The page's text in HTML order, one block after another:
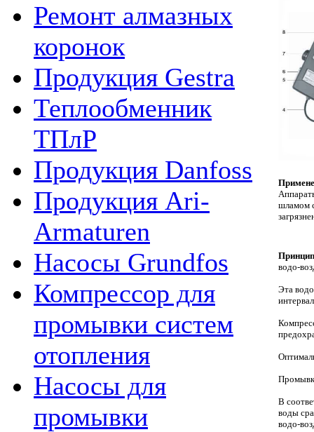
Ремонт алмазных
коронок
Продукция Gestra
Теплообменник
ТПлР
Продукция Danfoss
Продукция Ari-
Armaturen
Насосы Grundfos
Компрессор для
промывки систем
отопления
Насосы для
промывки
шламом
водо-
Эта
В
воды
водо-